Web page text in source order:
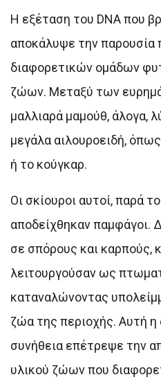
Η εξέταση του DNA που
αποκάλυψε την
διαφορετικών ομάδων
ζώων. Μεταξύ των
μαλλιαρά μαμούθ, άλογα,
μεγάλα αιλουροειδή,
ή το κούγκαρ.
Οι σκίουροι αυτοί, παρά
αποδείχθηκαν παμφάγοι.
σε σπόρους και καρπούς,
λειτουργούσαν ως
καταναλώνοντας
ζώα της περιοχής. Αυτή η
συνήθεια επέτρεψε την
υλικού ζώων που